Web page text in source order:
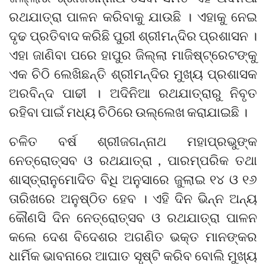
ରଥଯାତ୍ରା ପାଳନ କରିବାକୁ ଯାଉଛି । ଏହାକୁ ନେଇ
ଦୃଢ ପ୍ରତିବାଦ କରିଛି ପୁରୀ ଶ୍ରୀମନ୍ଦିର ପ୍ରଶାସନ ।
ଏହା ଜାଣିବା ପରେ ହାପୁର ଜିଲ୍ଲା ମାଜିଷ୍ଟ୍ରେଟଙ୍କୁ
ଏକ ଚିଠି ଲେଖିଛନ୍ତି ଶ୍ରୀମନ୍ଦିର ମୁଖ୍ୟ ପ୍ରଶାସକ
ଅରବିନ୍ଦ ପାଢୀ । ଅଦିନିଆ ରଥଯାତ୍ରାରୁ ନିବୃତ
ରହିବା ପାଇଁ ମଧ୍ୟ ଚିଠିରେ ଉଲ୍ଲେଖ କରାଯାଇଛି ।
ଚଳିତ ବର୍ଷ ଶ୍ରୀଜଗନ୍ନାଥ ମହାପ୍ରଭୁଙ୍କ
ନେତ୍ରୋତ୍ସବ ଓ ରଥଯାତ୍ରା , ପାରମ୍ପରିକ ତଥା
ଶାସ୍ତ୍ରାନୁମୋଦିତ ବିଧି ଅନୁସାରେ ଜୁଲାଇ ୧୪ ଓ ୧୬
ତାରିଖରେ ଅନୁଷ୍ଠିତ ହେବ । ଏହି ଦିନ ଭିନ୍ନ ଅନ୍ୟ
କୌଣସି ଦିନ ନେତ୍ରୋତ୍ସବ ଓ ରଥଯାତ୍ରା ପାଳନ
କଲେ ଦେଶ ବିଦେଶର ଅଗଣିତ ଭକ୍ତ ମାନଙ୍କର
ଧାର୍ମିକ ଭାବନାରେ ଆଘାତ ସୃଷ୍ଟି କରିବ ବୋଲି ମୁଖ୍ୟ